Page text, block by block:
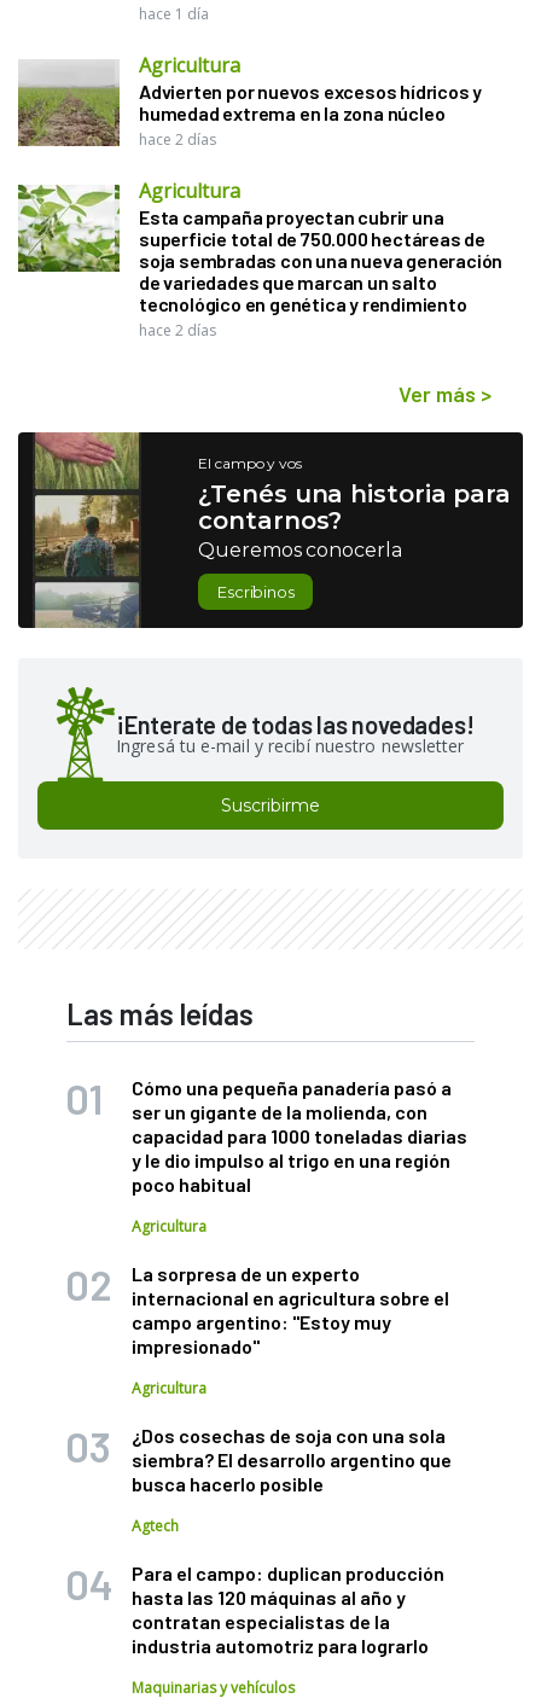
hace 1 día
Agricultura
Advierten por nuevos excesos hídricos y
humedad extrema en la zona núcleo
hace 2 días
Agricultura
Esta campaña proyectan cubrir una
superficie total de 750.000 hectáreas de
soja sembradas con una nueva generación
de variedades que marcan un salto
tecnológico en genética y rendimiento
hace 2 días
Ver más >
El campo y vos
¿Tenés una historia para
contarnos?
Queremos conocerla
Escribinos
¡Enterate de todas las novedades!
Ingresá tu e-mail y recibí nuestro newsletter
Suscribirme
Las más leídas
Cómo una pequeña panadería pasó a
ser un gigante de la molienda, con
capacidad para 1000 toneladas diarias
y le dio impulso al trigo en una región
poco habitual
Agricultura
La sorpresa de un experto
internacional en agricultura sobre el
campo argentino: "Estoy muy
impresionado"
Agricultura
¿Dos cosechas de soja con una sola
siembra? El desarrollo argentino que
busca hacerlo posible
Agtech
Para el campo: duplican producción
hasta las 120 máquinas al año y
contratan especialistas de la
industria automotriz para lograrlo
Maquinarias y vehículos